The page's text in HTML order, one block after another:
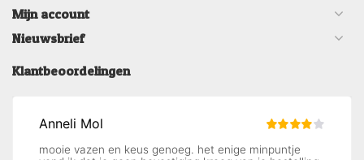
Mijn account
Nieuwsbrief
Klantbeoordelingen